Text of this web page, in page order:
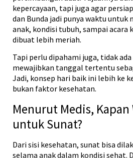
kepercayaan, tapi juga agar
dan Bunda jadi punya waktu untuk
anak, kondisi tubuh, sampai acara
dibuat lebih meriah.
Tapi perlu dipahami juga, tidak
mewajibkan tanggal tertentu
Jadi, konsep hari baik ini lebih ke
bukan faktor kesehatan.
Menurut Medis,
untuk Sunat?
Dari sisi kesehatan, sunat bisa
selama anak dalam kondisi sehat.